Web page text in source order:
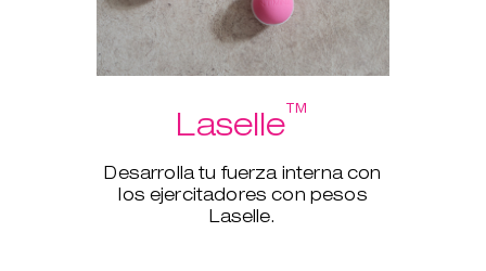
Laselle™
Desarrolla tu fuerza interna con
los ejercitadores con pesos
Laselle.